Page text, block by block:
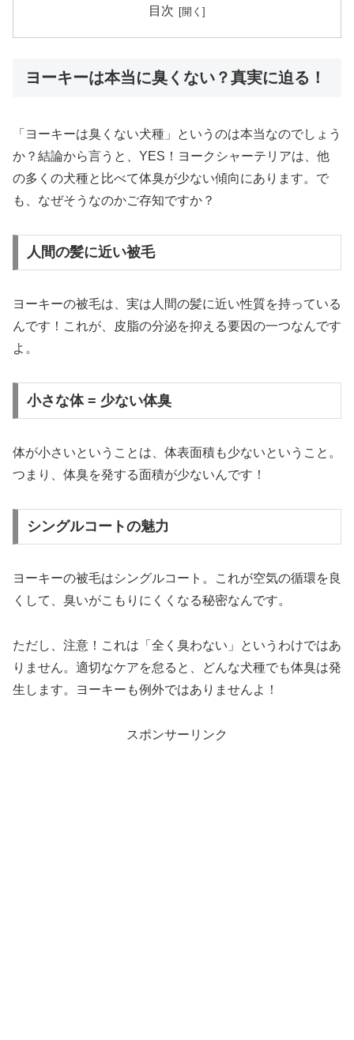
目次
ヨーキーは本当に臭くない？真実に迫る！
「ヨーキーは臭くない犬種」というのは本当なのでしょう
か？結論から言うと、YES！ヨークシャーテリアは、他
の多くの犬種と比べて体臭が少ない傾向にあります。で
も、なぜそうなのかご存知ですか？
人間の髪に近い被毛
ヨーキーの被毛は、実は人間の髪に近い性質を持っている
んです！これが、皮脂の分泌を抑える要因の一つなんです
よ。
小さな体 = 少ない体臭
体が小さいということは、体表面積も少ないということ。
つまり、体臭を発する面積が少ないんです！
シングルコートの魅力
ヨーキーの被毛はシングルコート。これが空気の循環を良
くして、臭いがこもりにくくなる秘密なんです。
ただし、注意！これは「全く臭わない」というわけではあ
りません。適切なケアを怠ると、どんな犬種でも体臭は発
生します。ヨーキーも例外ではありませんよ！
スポンサーリンク